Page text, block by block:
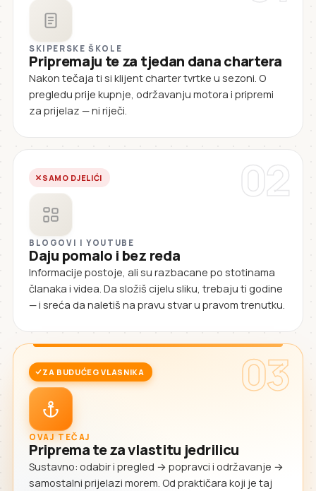
SKIPERSKE ŠKOLE
Pripremaju te za tjedan dana chartera
Nakon tečaja ti si klijent charter tvrtke u sezoni. O
pregledu prije kupnje, održavanju motora i pripremi
za prijelaz — ni riječi.
02
SAMO DJELIĆI
BLOGOVI I YOUTUBE
Daju pomalo i bez reda
Informacije postoje, ali su razbacane po stotinama
članaka i videa. Da složiš cijelu sliku, trebaju ti godine
— i sreća da naletiš na pravu stvar u pravom trenutku.
03
ZA BUDUĆEG VLASNIKA
OVAJ TEČAJ
Priprema te za vlastitu jedrilicu
Sustavno: odabir i pregled → popravci i održavanje →
samostalni prijelazi morem. Od praktičara koji je taj